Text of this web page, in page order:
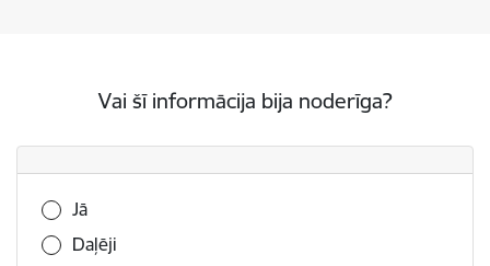
Vai šī informācija bija noderīga?
Vai šī informācija bija noderīga?
Jā
Daļēji